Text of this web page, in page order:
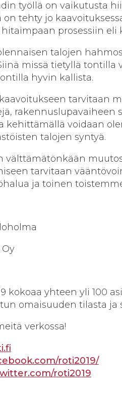
työllä on vaikutusta
on tehty jo
prosessiin eli
talojen
missä tietyllä
hyvin kallista.
tarvitaan
rakennuslupavaiheen
kehittämällä voidaan
talojen syntyä.
välttämätönkään
tarvitaan
ja toinen
kokoaa yhteen yli 100
omaisuuden tilasta ja
verkossa!
roti2019/
roti2019